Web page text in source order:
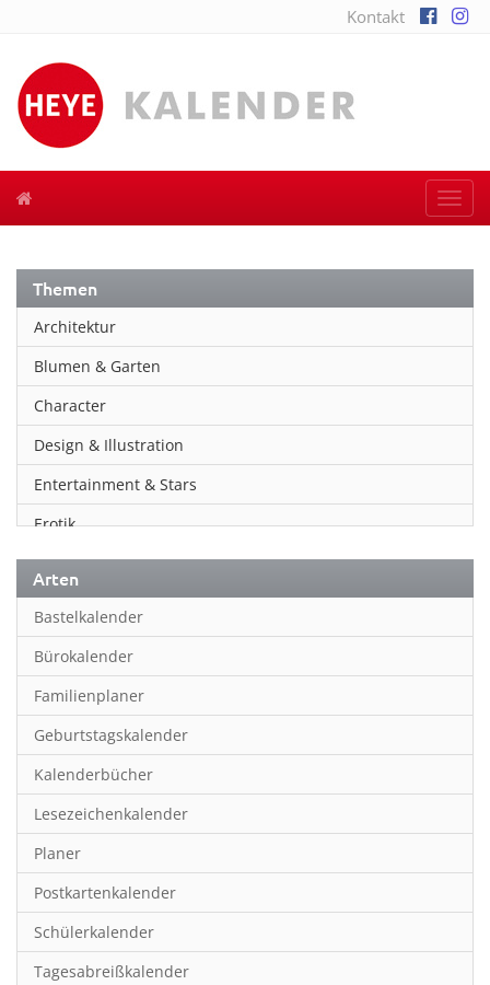
Kontakt
Themen
Architektur
Blumen & Garten
Character
Design & Illustration
Entertainment & Stars
Erotik
Essen & Trinken
Familienplaner
Fantasy
Film
Fotokunst
Frauen
Fußball
Geburtstagskalender
Hobby & Basteln
Humor & Cartoon
Inpiration & Entspannung
Arten
Bastelkalender
Bürokalender
Familienplaner
Geburtstagskalender
Kalenderbücher
Lesezeichenkalender
Planer
Postkartenkalender
Schülerkalender
Tagesabreißkalender